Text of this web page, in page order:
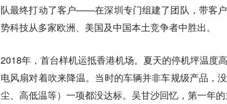
队最终打动了客户——在深圳专门组建了团队，带客
势科技从多家欧洲、美国及中国本土竞争者中胜出。
2018年，首台样机运抵香港机场。夏天的停机坪温度
电风扇对着吹来降温。当时的车辆并非车规级产品，
尘、高低温等）一项都没达标。吴甘沙回忆，第一年的